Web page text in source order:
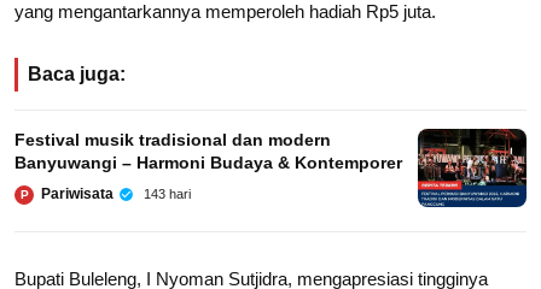
yang mengantarkannya memperoleh hadiah Rp5 juta.
Baca juga:
Festival musik tradisional dan modern
Banyuwangi – Harmoni Budaya & Kontemporer
P Pariwisata 143 hari
Bupati Buleleng, I Nyoman Sutjidra, mengapresiasi tingginya